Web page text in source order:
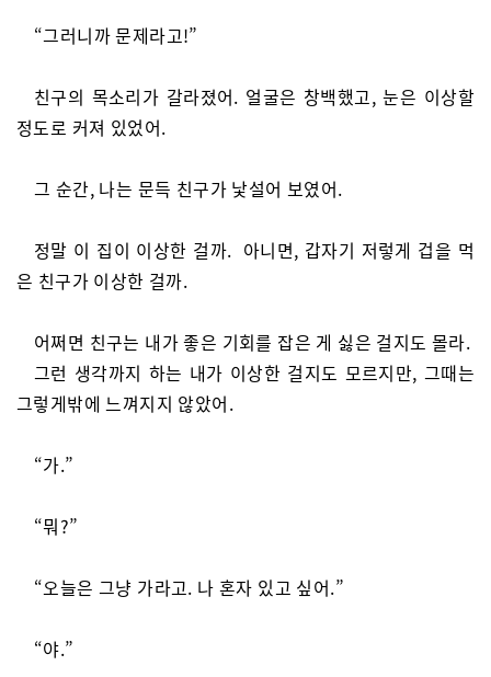
“그러니까 문제라고!”
친구의 목소리가 갈라졌어. 얼굴은 창백했고, 눈은 이상할
정도로 커져 있었어.
그 순간, 나는 문득 친구가 낯설어 보였어.
정말 이 집이 이상한 걸까. 아니면, 갑자기 저렇게 겁을 먹
은 친구가 이상한 걸까.
어쩌면 친구는 내가 좋은 기회를 잡은 게 싫은 걸지도 몰라.
그런 생각까지 하는 내가 이상한 걸지도 모르지만, 그때는
그렇게밖에 느껴지지 않았어.
“가.”
“뭐?”
“오늘은 그냥 가라고. 나 혼자 있고 싶어.”
“야.”